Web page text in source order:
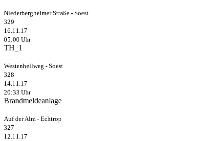
Niederbergheimer Straße - Soest
329
16.11.17
05:00 Uhr
TH_1
Westenhellweg - Soest
328
14.11.17
20:33 Uhr
Brandmeldeanlage
Auf der Alm - Echtrop
327
12.11.17